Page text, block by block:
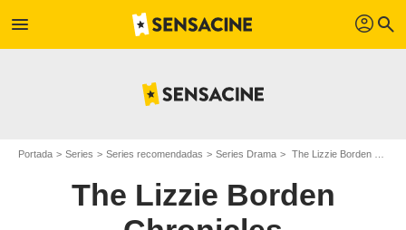
menu profil search
Portada Series Series recomendadas Series Drama The Lizzie Borden Chronicles
The Lizzie Borden